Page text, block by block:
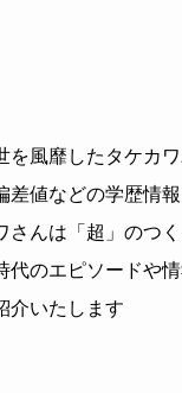
を風靡したタケカ
差値などの学歴情
さんは「超」のつ
代のエピソードや
介いたします